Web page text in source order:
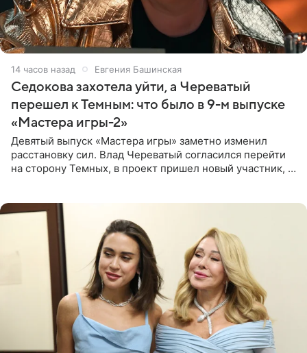
14 часов назад Евгения Башинская
Седокова захотела уйти, а Череватый
перешел к Темным: что было в 9-м выпуске
«Мастера игры-2»
Девятый выпуск «Мастера игры» заметно изменил
расстановку сил. Влад Череватый согласился перейти
на сторону Темных, в проект пришел новый участник, а